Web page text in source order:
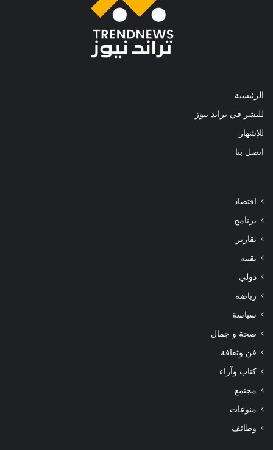
الرئيسية
للنشر في تراند نيوز
للإشهار
اتصل بنا
اقتصاد
برنامج
تقارير
تقنية
دولي
رياضة
سياسة
صحة و جمال
فن وثقافة
كتاب وآراء
مجتمع
منوعات
وظائف